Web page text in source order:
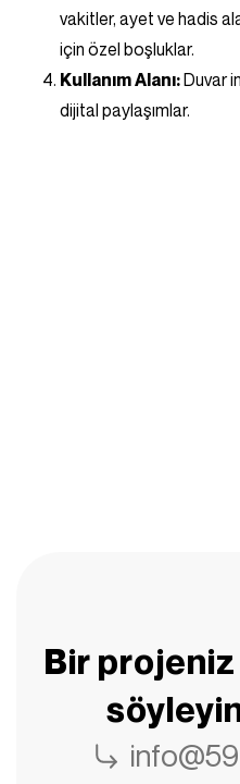
vakitler, ayet ve hadis
için özel boşluklar.
Kullanım Alanı:Duvar
dijital paylaşımlar.
Bir